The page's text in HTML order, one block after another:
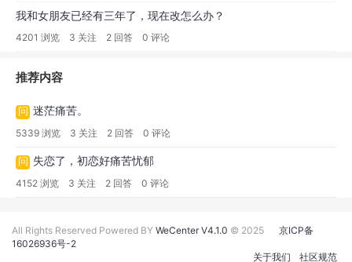
我和女朋友已经有三年了，现在改怎么办？
4201 浏览 3 关注 2 回答 0 评论
推荐内容
问 迷茫痛苦。
5339 浏览 3 关注 2 回答 0 评论
问 失恋了，初恋好痛苦忧郁
4152 浏览 3 关注 2 回答 0 评论
All Rights Reserved Powered BY WeCenter V4.1.0 © 2025
京ICP备
16026936号-2
关于我们
社区规范